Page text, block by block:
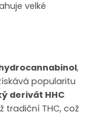
velké
,
popularitu
derivát HHC
tradiční THC, což